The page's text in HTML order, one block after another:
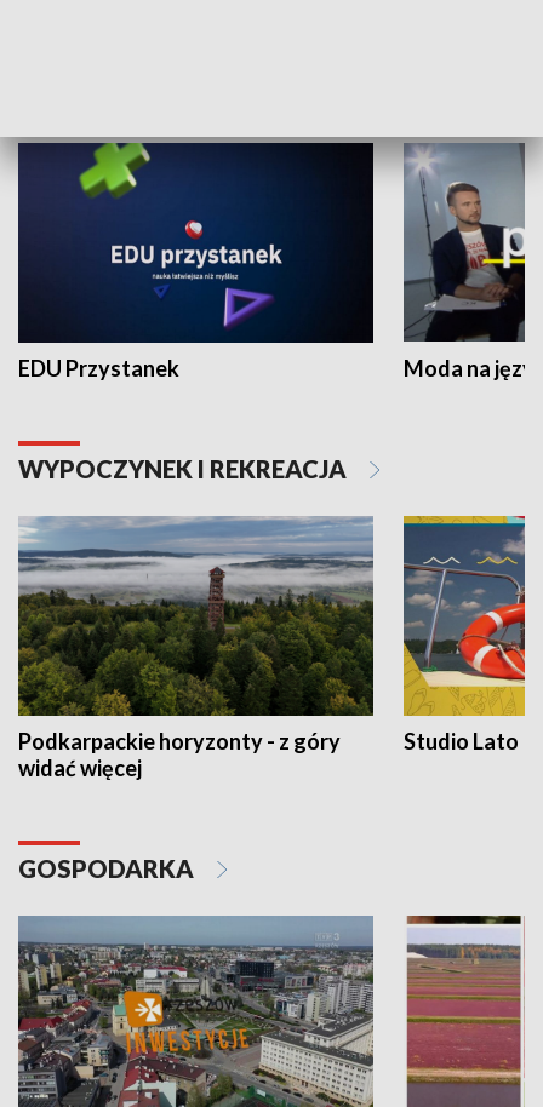
EDU Przystanek Moda na
WYPOCZYNEK I REKREACJA
Podkarpackie horyzonty - z góry
widać więcej
Studio Lato
GOSPODARKA